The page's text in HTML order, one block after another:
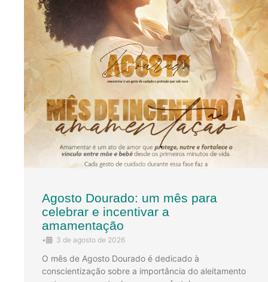
Agosto Dourado: um mês para
celebrar e incentivar a
amamentação
• 3 de agosto de 2026
O mês de Agosto Dourado é dedicado à
conscientização sobre a importância do aleitamento